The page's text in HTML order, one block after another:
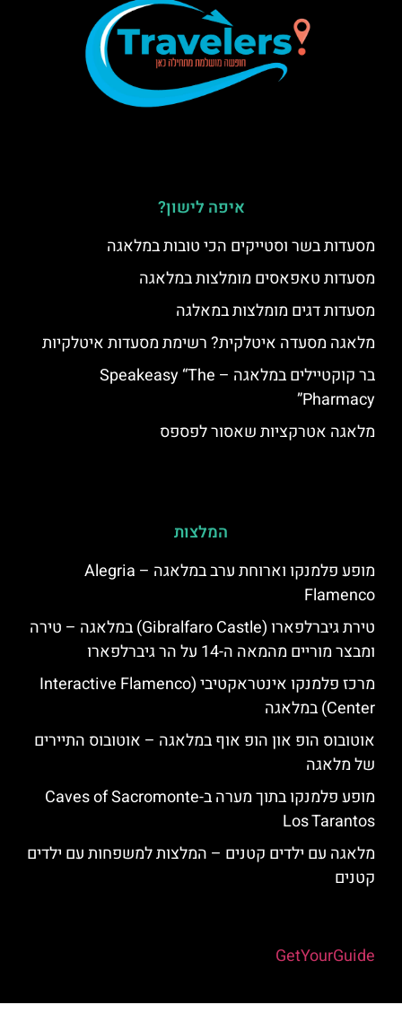
איפה לישון?
מסעדות בשר וסטייקים הכי טובות במלאגה
מסעדות טאפאסים מומלצות במלאגה
מסעדות דגים מומלצות במאלגה
מלאגה מסעדה איטלקית? רשימת מסעדות איטלקיות
בר קוקטיילים במלאגה – Speakeasy “The
Pharmacy”
מלאגה אטרקציות שאסור לפספס
המלצות
מופע פלמנקו וארוחת ערב במלאגה – Alegria
Flamenco
טירת גיברלפארו (Gibralfaro Castle) במלאגה – טירה
ומבצר מוריים מהמאה ה-14 על הר גיברלפארו
מרכז פלמנקו אינטראקטיבי (Interactive Flamenco
Center) במלאגה
אוטובוס הופ און הופ אוף במלאגה – אוטובוס התיירים
של מלאגה
מופע פלמנקו בתוך מערה ב-Caves of Sacromonte
Los Tarantos
מלאגה עם ילדים קטנים – המלצות למשפחות עם ילדים
קטנים
GetYourGuide